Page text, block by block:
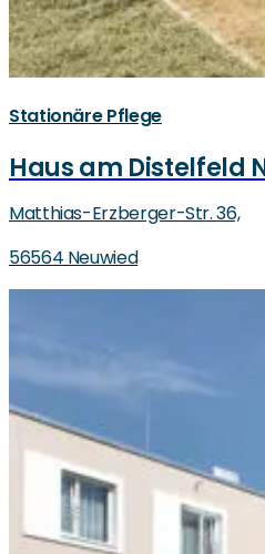
Stationäre Pflege
Haus am Distelfeld
Matthias-Erzberger-Str. 36,
56564 Neuwied